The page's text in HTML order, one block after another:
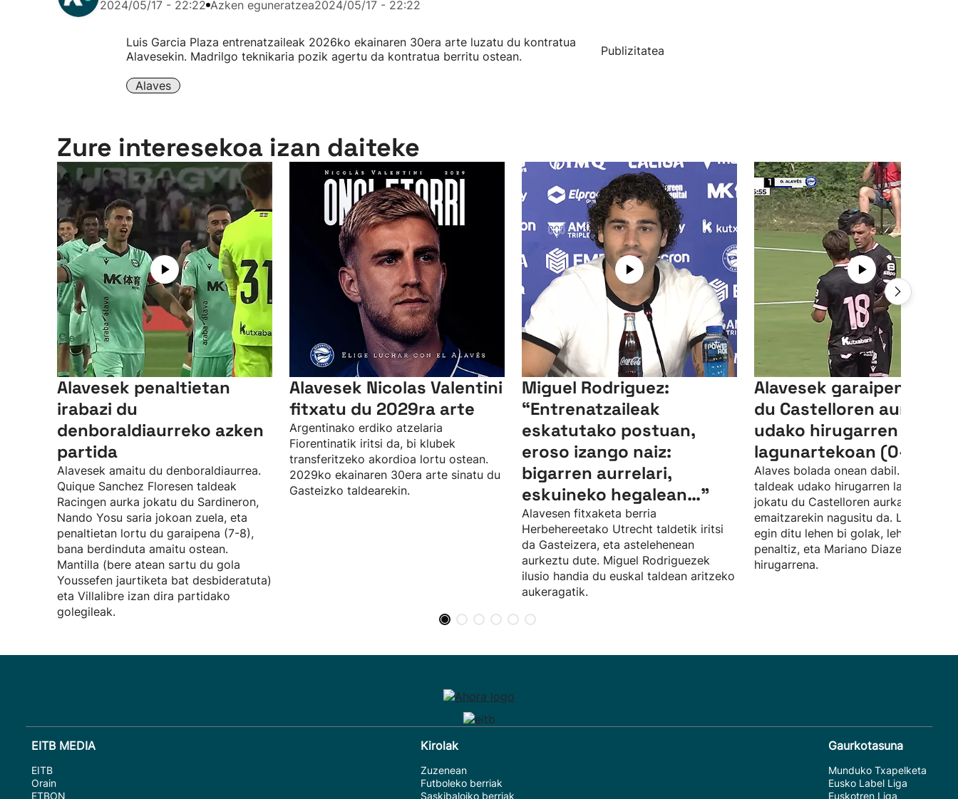
2024/05/17 - 22:22 Azken eguneratzea2024/05/17 - 22:22
Luis Garcia Plaza entrenatzaileak 2026ko ekainaren 30era arte luzatu du kontratua
Alavesekin. Madrilgo teknikaria pozik agertu da kontratua berritu ostean.
Alaves
Publizitatea
Zure interesekoa izan daiteke
Alavesek penaltietan
irabazi du
denboraldiaurreko azken
partida
Alavesek amaitu du denboraldiaurrea.
Quique Sanchez Floresen taldeak
Racingen aurka jokatu du Sardineron,
Nando Yosu saria jokoan zuela, eta
penaltietan lortu du garaipena (7-8),
bana berdinduta amaitu ostean.
Mantilla (bere atean sartu du gola
Youssefen jaurtiketa bat desbideratuta)
eta Villalibre izan dira partidako
golegileak.
Alavesek Nicolas Valentini
fitxatu du 2029ra arte
Argentinako erdiko atzelaria
Fiorentinatik iritsi da, bi klubek
transferitzeko akordioa lortu ostean.
2029ko ekainaren 30era arte sinatu du
Gasteizko taldearekin.
Miguel Rodriguez:
“Entrenatzaileak
eskatutako postuan,
eroso izango naiz:
bigarren aurrelari,
eskuineko hegalean…”
Alavesen fitxaketa berria
Herbehereetako Utrecht taldetik iritsi
da Gasteizera, eta astelehenean
aurkeztu dute. Miguel Rodriguezek
ilusio handia du euskal taldean aritzeko
aukeragatik.
Alavesek garaipena
du Castelloren aurka
udako hirugarren
lagunartekoan (0-3)
Alaves bolada onean dabil. Gasteizko
taldeak udako hirugarren
jokatu du Castelloren aurka, eta 0-
emaitzarekin nagusitu da. Lucas
egin ditu lehen bi golak, lehena
penaltiz, eta Mariano Diazek sartu du
hirugarrena.
EITB MEDIA
EITB
Orain
ETBON
Kirolak
Zuzenean
Futboleko berriak
Saskibaloiko berriak
Gaurkotasuna
Munduko Txapelketa
Eusko Label Liga
Euskotren Liga